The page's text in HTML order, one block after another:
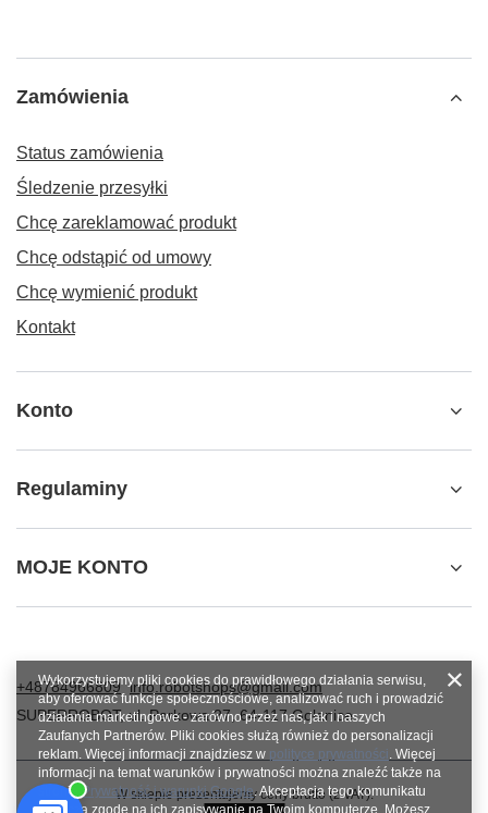
Zamówienia
Status zamówienia
Śledzenie przesyłki
Chcę zareklamować produkt
Chcę odstąpić od umowy
Chcę wymienić produkt
Kontakt
Konto
Regulaminy
MOJE KONTO
+48784966809 info.robotshops@gmail.com
SUPERROBOT,ul. Parkowa 27,64-117Gołanice
W sklepie prezentujemy ceny brutto (z VAT).
Wykorzystujemy pliki cookies do prawidłowego działania serwisu,
aby oferować funkcje społecznościowe, analizować ruch i prowadzić
działania marketingowe - zarówno przez nas, jak i naszych
Zaufanych Partnerów. Pliki cookies służą również do personalizacji
reklam. Więcej informacji znajdziesz w polityce prywatności. Więcej
informacji na temat warunków i prywatności można znaleźć także na
stronie Prywatność i warunki Google. Akceptacja tego komunikatu
oznacza zgodę na ich zapisywanie na Twoim komputerze. Możesz